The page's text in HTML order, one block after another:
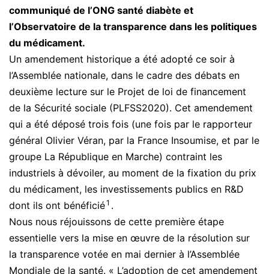
communiqué de l’ONG santé diabète et
l’Observatoire de la transparence dans les politiques
du médicament.
Un amendement historique a été adopté ce soir à
l’Assemblée nationale, dans le cadre des débats en
deuxième lecture sur le Projet de loi de financement
de la Sécurité sociale (PLFSS2020). Cet amendement
qui a été déposé trois fois (une fois par le rapporteur
général Olivier Véran, par la France Insoumise, et par le
groupe La République en Marche) contraint les
industriels à dévoiler, au moment de la fixation du prix
du médicament, les investissements publics en R&D
dont ils ont bénéficié1 .
Nous nous réjouissons de cette première étape
essentielle vers la mise en œuvre de la résolution sur
la transparence votée en mai dernier à l’Assemblée
Mondiale de la santé. « L’adoption de cet amendement